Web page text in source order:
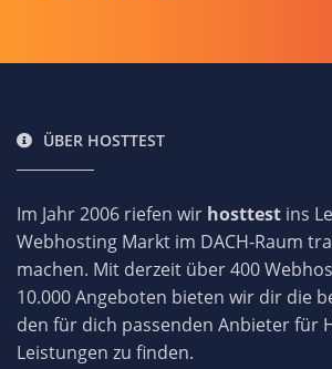
ÜBER HOSTTEST
Im Jahr 2006 riefen wir hosttest ins
Webhosting Markt im DACH-Raum
machen. Mit derzeit über 400
10.000 Angeboten bieten wir dir die
den für dich passenden Anbieter für
Leistungen zu finden.